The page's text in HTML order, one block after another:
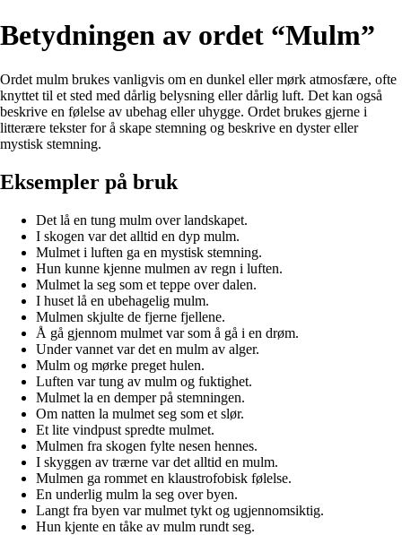
Betydningen av ordet “Mulm”
Ordet mulm brukes vanligvis om en dunkel eller mørk atmosfære, ofte
knyttet til et sted med dårlig belysning eller dårlig luft. Det kan også
beskrive en følelse av ubehag eller uhygge. Ordet brukes gjerne i
litterære tekster for å skape stemning og beskrive en dyster eller
mystisk stemning.
Eksempler på bruk
Det lå en tung mulm over landskapet.
I skogen var det alltid en dyp mulm.
Mulmet i luften ga en mystisk stemning.
Hun kunne kjenne mulmen av regn i luften.
Mulmet la seg som et teppe over dalen.
I huset lå en ubehagelig mulm.
Mulmen skjulte de fjerne fjellene.
Å gå gjennom mulmet var som å gå i en drøm.
Under vannet var det en mulm av alger.
Mulm og mørke preget hulen.
Luften var tung av mulm og fuktighet.
Mulmet la en demper på stemningen.
Om natten la mulmet seg som et slør.
Et lite vindpust spredte mulmet.
Mulmen fra skogen fylte nesen hennes.
I skyggen av trærne var det alltid en mulm.
Mulmen ga rommet en klaustrofobisk følelse.
En underlig mulm la seg over byen.
Langt fra byen var mulmet tykt og ugjennomsiktig.
Hun kjente en tåke av mulm rundt seg.